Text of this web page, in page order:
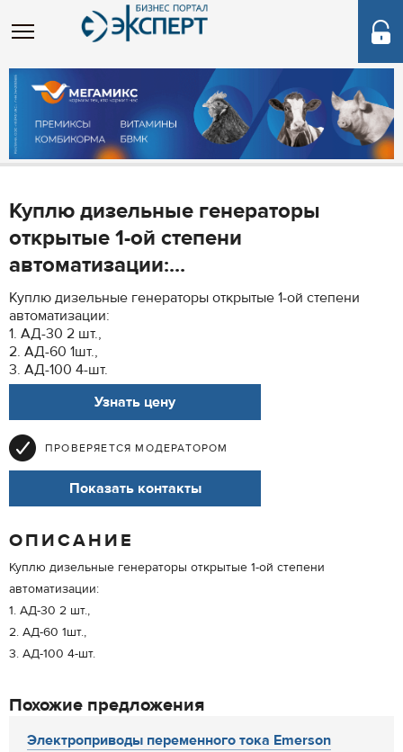
Куплю дизельные генераторы
открытые 1-ой степени
автоматизации:...
Куплю дизельные генераторы открытые 1-ой степени
автоматизации:
1. АД-30 2 шт.,
2. АД-60 1шт.,
3. АД-100 4-шт.
Узнать цену
ПРОВЕРЯЕТСЯ МОДЕРАТОРОМ
Показать контакты
ОПИСАНИЕ
Куплю дизельные генераторы открытые 1-ой степени
автоматизации:
1. АД-30 2 шт.,
2. АД-60 1шт.,
3. АД-100 4-шт.
Похожие предложения
Электроприводы переменного тока Emerson